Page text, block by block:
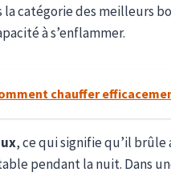
la catégorie des meilleurs
à s’enflammer.
chauffer
, ce qui signifie qu’il
pendant la nuit. Dans